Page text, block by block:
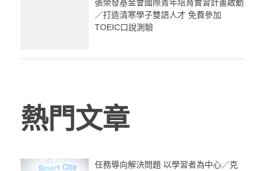
張榮發基金會國際青年培育實習計畫啟動
／打造清寒學子雙語人才 免費參加
TOEIC口說測驗
熱門文章
任務導向解決問題 以學習者為中心／克